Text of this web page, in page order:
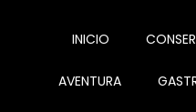
INICIO
AVENTURA